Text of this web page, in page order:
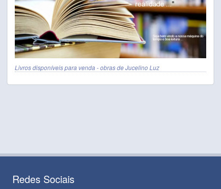
Livros disponíveis para venda - obras de Jucelino Luz
Redes Sociais